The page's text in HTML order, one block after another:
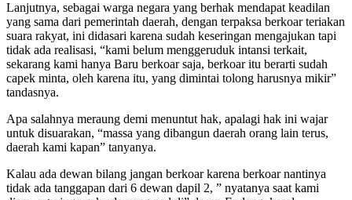
Lanjutnya, sebagai warga negara yang berhak mendapat keadilan
yang sama dari pemerintah daerah, dengan terpaksa berkoar teriakan
suara rakyat, ini didasari karena sudah keseringan mengajukan tapi
tidak ada realisasi, “kami belum menggeruduk intansi terkait,
sekarang kami hanya Baru berkoar saja, berkoar itu berarti sudah
capek minta, oleh karena itu, yang dimintai tolong harusnya mikir”
tandasnya.
Apa salahnya meraung demi menuntut hak, apalagi hak ini wajar
untuk disuarakan, “massa yang dibangun daerah orang lain terus,
daerah kami kapan” tanyanya.
Kalau ada dewan bilang jangan berkoar karena berkoar nantinya
tidak ada tanggapan dari 6 dewan dapil 2, ” nyatanya saat kami